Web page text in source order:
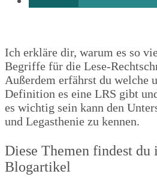
Ich erkläre dir, warum es so
Begriffe für die Lese-
Außerdem erfährst du welche
Definition es eine LRS gibt
es wichtig sein kann den
und Legasthenie zu kennen.
Diese Themen findest du
Blogartikel